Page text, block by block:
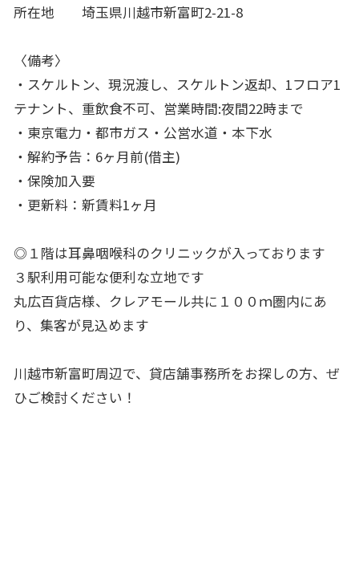
所在地 埼玉県川越市新富町2-21-8
〈備考〉
・スケルトン、現況渡し、スケルトン返却、1フロア1
テナント、重飲食不可、営業時間:夜間22時まで
・東京電力・都市ガス・公営水道・本下水
・解約予告：6ヶ月前(借主)
・保険加入要
・更新料：新賃料1ヶ月
◎１階は耳鼻咽喉科のクリニックが入っております
３駅利用可能な便利な立地です
丸広百貨店様、クレアモール共に１００ｍ圏内にあ
り、集客が見込めます
川越市新富町周辺で、貸店舗事務所をお探しの方、ぜ
ひご検討ください！